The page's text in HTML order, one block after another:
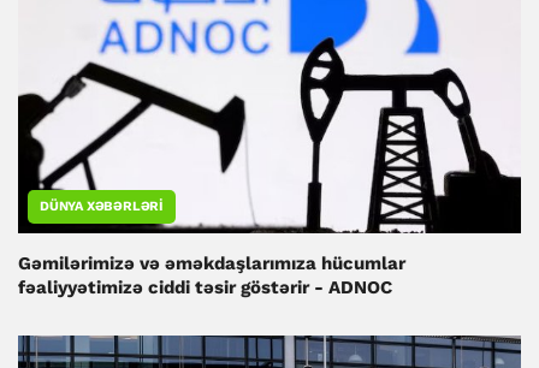
DÜNYA XƏBƏRLƏRI
Gəmilərimizə və əməkdaşlarımıza hücumlar
fəaliyyətimizə ciddi təsir göstərir - ADNOC